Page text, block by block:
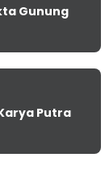
Gunung
Putra